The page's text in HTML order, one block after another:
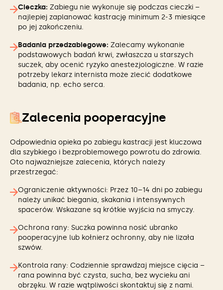
Cieczka: Zabiegu nie wykonuje się podczas cieczki –
najlepiej zaplanować kastrację minimum 2-3 miesiące
po jej zakończeniu.
Badania przedzabiegowe: Zalecamy wykonanie
podstawowych badań krwi, zwłaszcza u starszych
suczek, aby ocenić ryzyko anestezjologiczne. W razie
potrzeby lekarz internista może zlecić dodatkowe
badania, np. echo serca.
Zalecenia pooperacyjne
Odpowiednia opieka po zabiegu kastracji jest kluczowa
dla szybkiego i bezproblemowego powrotu do zdrowia.
Oto najważniejsze zalecenia, których należy
przestrzegać:
Ograniczenie aktywności: Przez 10–14 dni po zabiegu
należy unikać biegania, skakania i intensywnych
spacerów. Wskazane są krótkie wyjścia na smyczy.
Ochrona rany: Suczka powinna nosić ubranko
pooperacyjne lub kołnierz ochronny, aby nie lizała
szwów.
Kontrola rany: Codziennie sprawdzaj miejsce cięcia –
rana powinna być czysta, sucha, bez wycieku ani
obrzęku. W razie wątpliwości skontaktuj się z nami.